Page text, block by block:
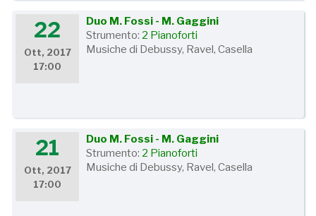
22
Ott, 2017
17:00
Duo M. Fossi - M. Gaggini
Strumento: 2 Pianoforti
Musiche di Debussy, Ravel, Casella
21
Ott, 2017
17:00
Duo M. Fossi - M. Gaggini
Strumento: 2 Pianoforti
Musiche di Debussy, Ravel, Casella